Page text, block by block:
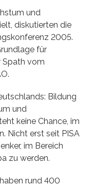
und
diskutierten die
2005.
für
Spath vom
Bildung
und
keine Chance, im
Nicht erst seit PISA
im Bereich
zu werden.
rund 400